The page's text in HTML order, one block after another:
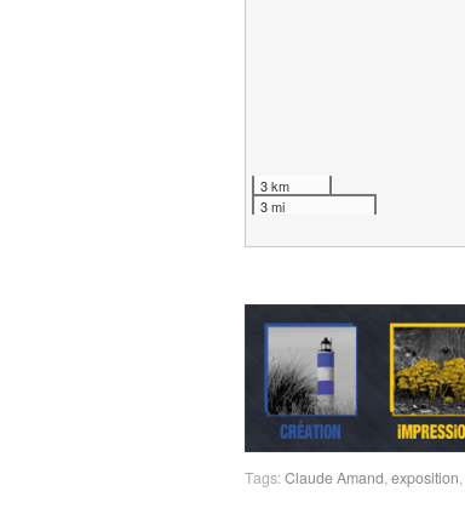
3 km
3 mi
Tags:Claude Amand,exposition,